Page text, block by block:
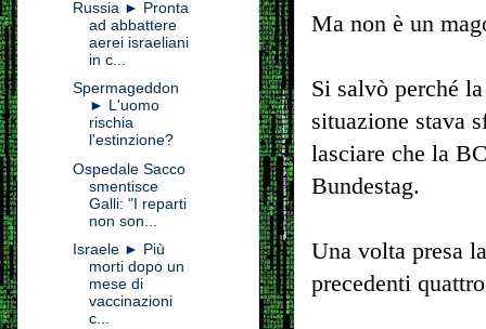
Ma non è un
Si salvò perché
situazione stava
lasciare che la
Bundestag.
Una volta presa
precedenti
Russia ► Pronta
ad abbattere
aerei israeliani
in c...
Spermageddon
► L'uomo
rischia
l'estinzione?
Ospedale Sacco
smentisce
Galli: "I reparti
non son...
Israele ► Più
morti dopo un
mese di
vaccinazioni
c...